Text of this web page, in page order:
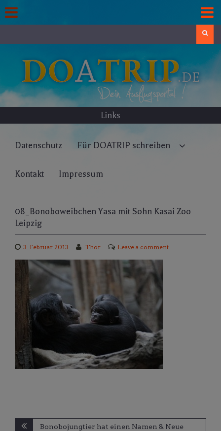
to
content
Links
Datenschutz Für DOATRIP schreiben
Kontakt Impressum
08_Bonoboweibchen Yasa mit Sohn Kasai Zoo
Leipzig
3. Februar 2013 Thor Leave a comment
Beitragsnavigation
Bonobojungtier hat einen Namen & Neue